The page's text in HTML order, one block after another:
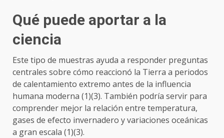
Qué puede aportar a la
ciencia
Este tipo de muestras ayuda a responder preguntas
centrales sobre cómo reaccionó la Tierra a periodos
de calentamiento extremo antes de la influencia
humana moderna (1)(3). También podría servir para
comprender mejor la relación entre temperatura,
gases de efecto invernadero y variaciones oceánicas
a gran escala (1)(3).